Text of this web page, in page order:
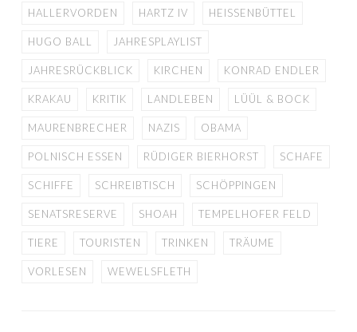
HALLERVORDEN HARTZ IV HEISSENBÜTTEL
HUGO BALL JAHRESPLAYLIST
JAHRESRÜCKBLICK KIRCHEN KONRAD ENDLER
KRAKAU KRITIK LANDLEBEN LÜÜL & BOCK
MAURENBRECHER NAZIS OBAMA
POLNISCH ESSEN RÜDIGER BIERHORST SCHAFE
SCHIFFE SCHREIBTISCH SCHÖPPINGEN
SENATSRESERVE SHOAH TEMPELHOFER FELD
TIERE TOURISTEN TRINKEN TRÄUME
VORLESEN WEWELSFLETH